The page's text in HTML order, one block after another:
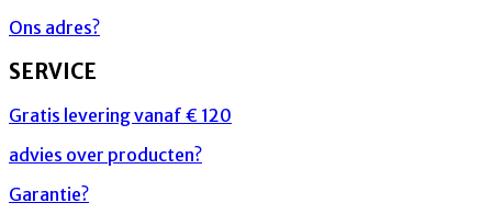
Ons adres?
SERVICE
Gratis levering vanaf € 120
advies over producten?
Garantie?